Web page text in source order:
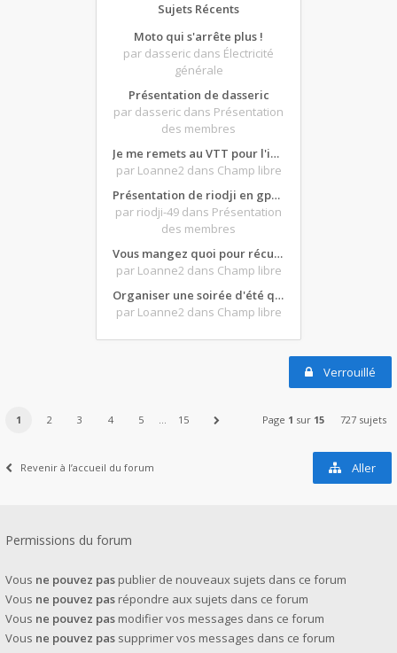
Sujets Récents
Moto qui s'arrête plus !
par dasseric dans Électricité
générale
Présentation de dasseric
par dasseric dans Présentation
des membres
Je me remets au VTT pour l'intersaison, version électrique
par Loanne2 dans Champ libre
Présentation de riodji en gpz500
par riodji-49 dans Présentation
des membres
Vous mangez quoi pour récupérer après une grosse journée de moto ?
par Loanne2 dans Champ libre
Organiser une soirée d'été qui claque : vos bons plans matos ?
par Loanne2 dans Champ libre
Verrouillé
1 2 3 4 5 … 15 Page 1 sur 15 727 sujets
Revenir à l’accueil du forum Aller
Permissions du forum
Vous ne pouvez pas publier de nouveaux sujets dans ce forum
Vous ne pouvez pas répondre aux sujets dans ce forum
Vous ne pouvez pas modifier vos messages dans ce forum
Vous ne pouvez pas supprimer vos messages dans ce forum